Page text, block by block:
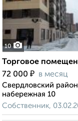
10
Торговое
72 000 ₽ в месяц
Свердловский
набережная 10
Собственник,